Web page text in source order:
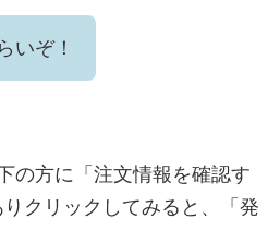
いぞ！
の方に「注文情報を確認す
クリックしてみると、「発